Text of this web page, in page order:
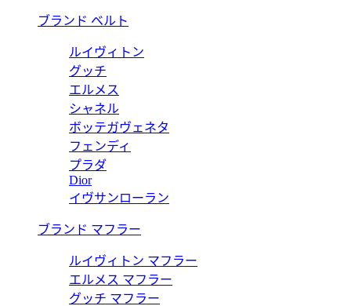
ブランド ベルト
ルイヴィトン
グッチ
エルメス
シャネル
ボッテガヴェネタ
フェンディ
プラダ
Dior
イヴサンローラン
ブランド マフラー
ルイヴィトン マフラー
エルメス マフラー
グッチ マフラー